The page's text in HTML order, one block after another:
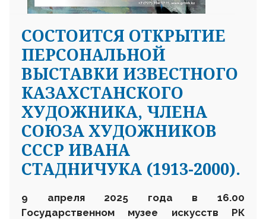
СОСТОИТСЯ ОТКРЫТИЕ
ПЕРСОНАЛЬНОЙ
ВЫСТАВКИ ИЗВЕСТНОГО
КАЗАХСТАНСКОГО
ХУДОЖНИКА, ЧЛЕНА
СОЮЗА ХУДОЖНИКОВ
СССР ИВАНА
СТАДНИЧУКА (1913-2000).
9 апреля2025 года в 16.00
Государственном музее искусств РК